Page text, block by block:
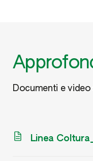
Documenti e
Linea